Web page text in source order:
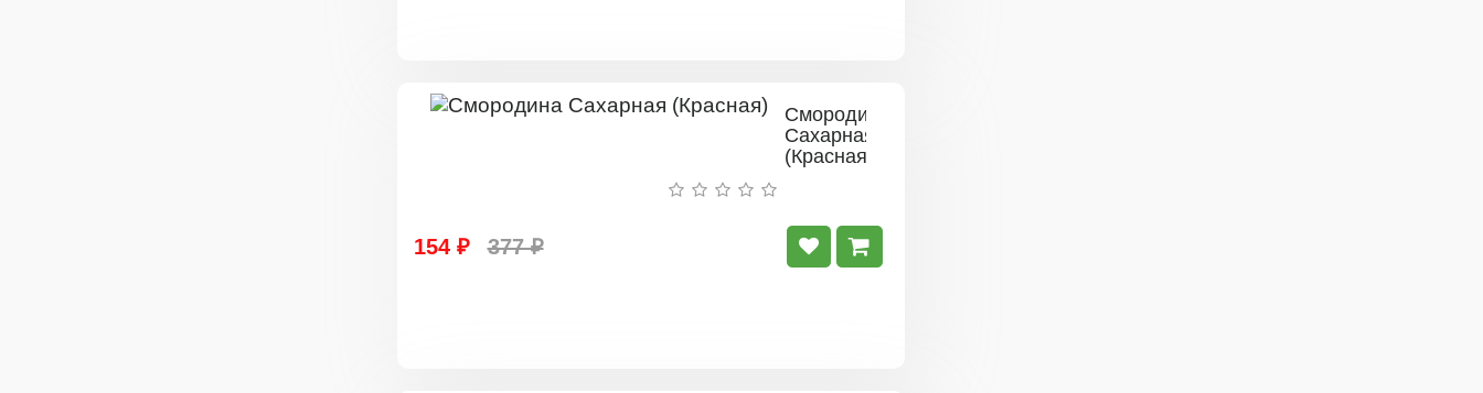
Смородина
Сахарная
(Красная)
154 ₽ 377 ₽